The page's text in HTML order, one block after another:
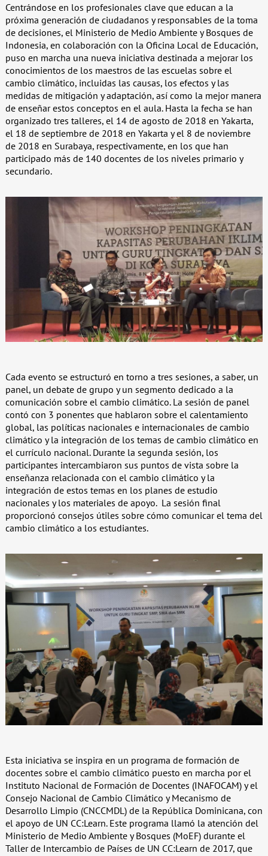
Centrándose en los profesionales clave que educan a la
próxima generación de ciudadanos y responsables de la toma
de decisiones, el Ministerio de Medio Ambiente y Bosques de
Indonesia, en colaboración con la Oficina Local de Educación,
puso en marcha una nueva iniciativa destinada a mejorar los
conocimientos de los maestros de las escuelas sobre el
cambio climático, incluidas las causas, los efectos y las
medidas de mitigación y adaptación, así como la mejor manera
de enseñar estos conceptos en el aula. Hasta la fecha se han
organizado tres talleres, el 14 de agosto de 2018 en Yakarta,
el 18 de septiembre de 2018 en Yakarta y el 8 de noviembre
de 2018 en Surabaya, respectivamente, en los que han
participado más de 140 docentes de los niveles primario y
secundario.
Cada evento se estructuró en torno a tres sesiones, a saber, un
panel, un debate de grupo y un segmento dedicado a la
comunicación sobre el cambio climático. La sesión de panel
contó con 3 ponentes que hablaron sobre el calentamiento
global, las políticas nacionales e internacionales de cambio
climático y la integración de los temas de cambio climático en
el currículo nacional. Durante la segunda sesión, los
participantes intercambiaron sus puntos de vista sobre la
enseñanza relacionada con el cambio climático y la
integración de estos temas en los planes de estudio
nacionales y los materiales de apoyo. La sesión final
proporcionó consejos útiles sobre cómo comunicar el tema del
cambio climático a los estudiantes.
Esta iniciativa se inspira en un programa de formación de
docentes sobre el cambio climático puesto en marcha por el
Instituto Nacional de Formación de Docentes (INAFOCAM) y el
Consejo Nacional de Cambio Climático y Mecanismo de
Desarrollo Limpio (CNCCMDL) de la República Dominicana, con
el apoyo de UN CC:Learn. Este programa llamó la atención del
Ministerio de Medio Ambiente y Bosques (MoEF) durante el
Taller de Intercambio de Países de UN CC:Learn de 2017, que